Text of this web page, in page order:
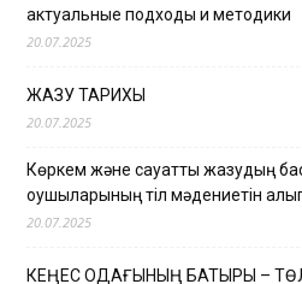
актуальные подходы и методики
20.07.2025
ЖАЗУ ТАРИХЫ
20.07.2025
Көркем және сауатты жазудың
оқушыларының тіл мәдениетін
20.07.2025
КЕҢЕС ОДАҒЫНЫҢ БАТЫРЫ –